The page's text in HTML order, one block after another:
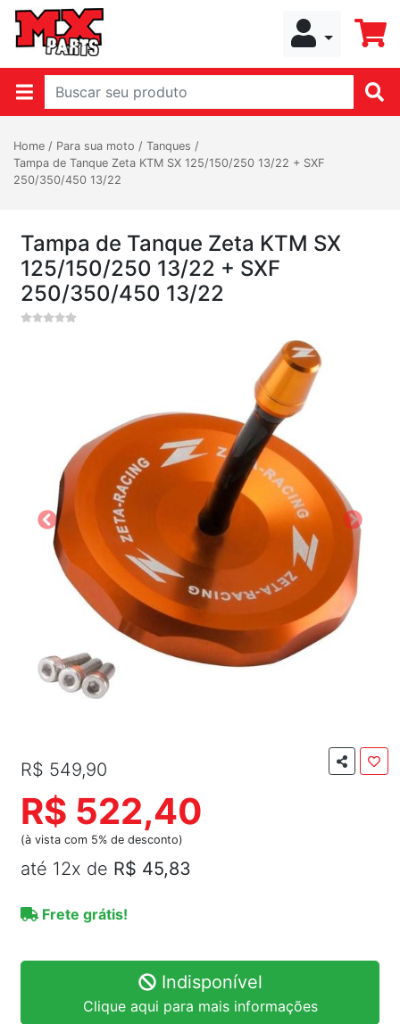
Home / Para sua moto / Tanques /
Tampa de Tanque Zeta KTM SX 125/150/250 13/22 + SXF
250/350/450 13/22
Tampa de Tanque Zeta KTM SX
125/150/250 13/22 + SXF
250/350/450 13/22
R$ 549,90
R$ 522,40
(à vista com 5% de desconto)
até 12x de R$ 45,83
Frete grátis!
Indisponível
Clique aqui para mais informações